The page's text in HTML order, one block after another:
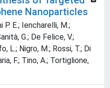
Nanoparticles
E.; Iencharelli, M.;
G.; De Felice, V.;
L.; Nigro, M.; Rossi, T.; Di
F.; Tino, A.; Tortiglione,